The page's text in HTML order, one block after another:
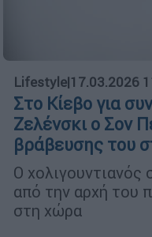
Lifestyle|17.03.2026
Στο Κίεβο για
Ζελένσκι ο Σον
βράβευσης του
Ο χολιγουντιανός
από την αρχή του
στη χώρα